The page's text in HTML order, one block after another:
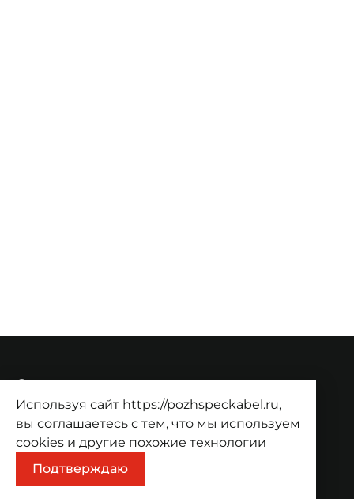
О компании
О компании Проекты Контакты
Продукция
Каталог Корзина
Используя сайт https://pozhspeckabel.ru,
вы соглашаетесь с тем, что мы используем
cookies и другие похожие технологии
Подтверждаю